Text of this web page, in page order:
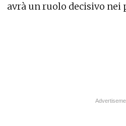
avrà un ruolo decisivo nei